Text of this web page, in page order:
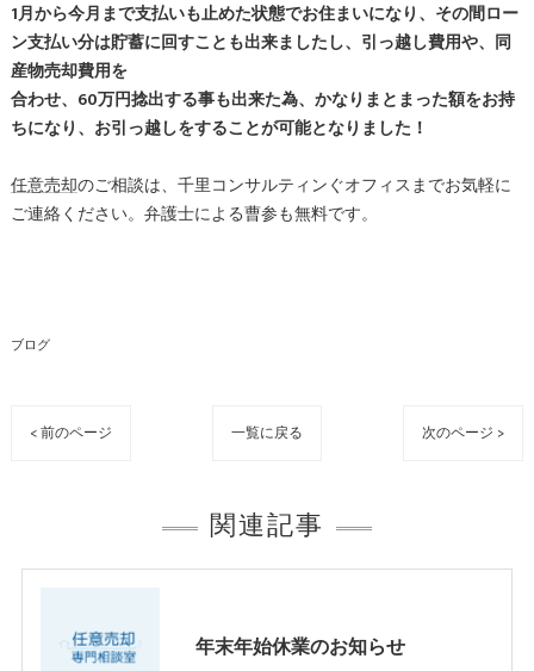
1月から今月まで支払いも止めた状態でお住まいになり、その間ロー
ン支払い分は貯蓄に回すことも出来ましたし、引っ越し費用や、同
産物売却費用を
合わせ、60万円捻出する事も出来た為、かなりまとまった額をお持
ちになり、お引っ越しをすることが可能となりました！
任意売却のご相談は、千里コンサルティンぐオフィスまでお気軽に
ご連絡ください。弁護士による曹参も無料です。
ブログ
< 前のページ 一覧に戻る 次のページ >
関連記事
年末年始休業のお知らせ